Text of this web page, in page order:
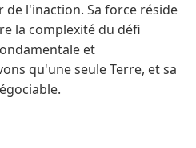
l'inaction. Sa force réside
la complexité du défi
et
qu'une seule Terre, et sa